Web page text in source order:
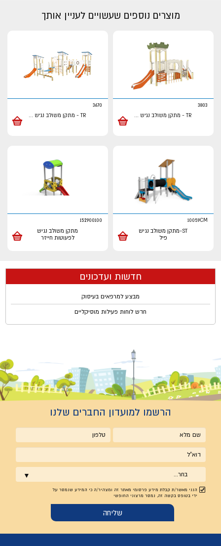
מוצרים נוספים שעשויים לעניין אותך
3803
TR - מתקן משולב נגיש ...
3670
TR - מתקן משולב נגיש ...
10059CM
ST-מתקן משולב נגיש
פיל
152900100
מתקן משולב נגיש
לפעוטות חייזר
חדשות ועדכונים
מבצע למרפאים בעיסוק
חדש לוחות פעילות מוסיקליים
הרשמו למועדון החברים שלנו
שם
מלא
טלפון
אימייל
בחר...
הנני מאשר/ת קבלת מידע פרסומי מאתר זה ומצהיר/ה כי המידע שנמסר על
ידי בטופס בקשה זה, נמסר מרצוני החופשי